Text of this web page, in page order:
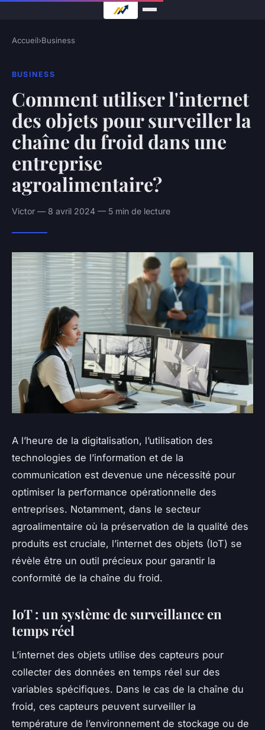
Accueil›Business
BUSINESS
Comment utiliser l'internet
des objets pour surveiller la
chaîne du froid dans une
entreprise
agroalimentaire?
Victor — 8 avril 2024 — 5 min de lecture
A l’heure de la digitalisation, l’utilisation des
technologies de l’information et de la
communication est devenue une nécessité pour
optimiser la performance opérationnelle des
entreprises. Notamment, dans le secteur
agroalimentaire où la préservation de la qualité des
produits est cruciale, l’internet des objets (IoT) se
révèle être un outil précieux pour garantir la
conformité de la chaîne du froid.
IoT : un système de surveillance en
temps réel
L’internet des objets utilise des capteurs pour
collecter des données en temps réel sur des
variables spécifiques. Dans le cas de la chaîne du
froid, ces capteurs peuvent surveiller la
température de l’environnement de stockage ou de